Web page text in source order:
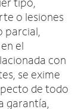
o lesiones
parcial,
el
con
se exime
de todo
garantía,